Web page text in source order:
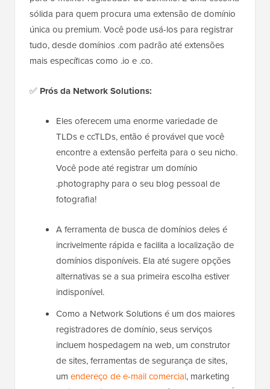
sólida para quem procura uma extensão de domínio
única ou premium. Você pode usá-los para registrar
tudo, desde domínios .com padrão até extensões
mais específicas como .io e .co.
✅ Prós da Network Solutions:
Eles oferecem uma enorme variedade de
TLDs e ccTLDs, então é provável que você
encontre a extensão perfeita para o seu nicho.
Você pode até registrar um domínio
.photography para o seu blog pessoal de
fotografia!
A ferramenta de busca de domínios deles é
incrivelmente rápida e facilita a localização de
domínios disponíveis. Ela até sugere opções
alternativas se a sua primeira escolha estiver
indisponível.
Como a Network Solutions é um dos maiores
registradores de domínio, seus serviços
incluem hospedagem na web, um construtor
de sites, ferramentas de segurança de sites,
um endereço de e-mail comercial, marketing